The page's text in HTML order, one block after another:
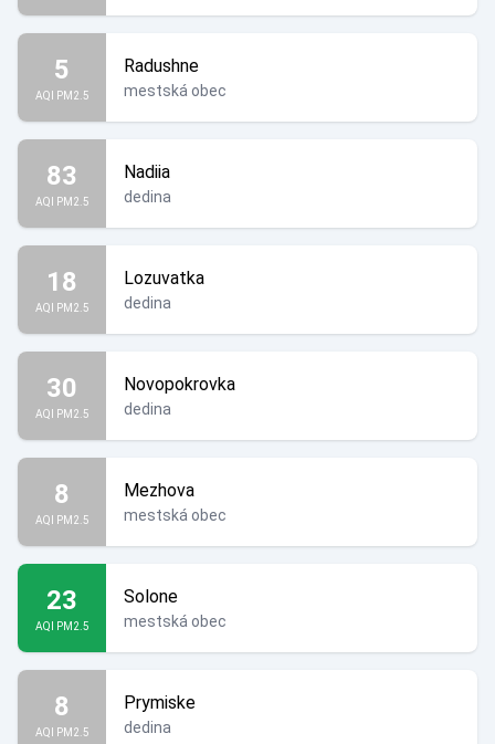
5
AQI PM2.5
Radushne
mestská obec
83
AQI PM2.5
Nadiia
dedina
18
AQI PM2.5
Lozuvatka
dedina
30
AQI PM2.5
Novopokrovka
dedina
8
AQI PM2.5
Mezhova
mestská obec
23
AQI PM2.5
Solone
mestská obec
8
AQI PM2.5
Prymiske
dedina